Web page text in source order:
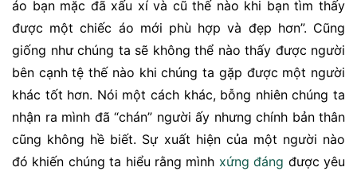
áo bạn mặc đã xấu xí và cũ thế nào khi bạn tìm thấy
được một chiếc áo mới phù hợp và đẹp hơn”. Cũng
giống như chúng ta sẽ không thể nào thấy được người
bên cạnh tệ thế nào khi chúng ta gặp được một người
khác tốt hơn. Nói một cách khác, bỗng nhiên chúng ta
nhận ra mình đã “chán” người ấy nhưng chính bản thân
cũng không hề biết. Sự xuất hiện của một người nào
đó khiến chúng ta hiểu rằng mình xứng đáng được yêu